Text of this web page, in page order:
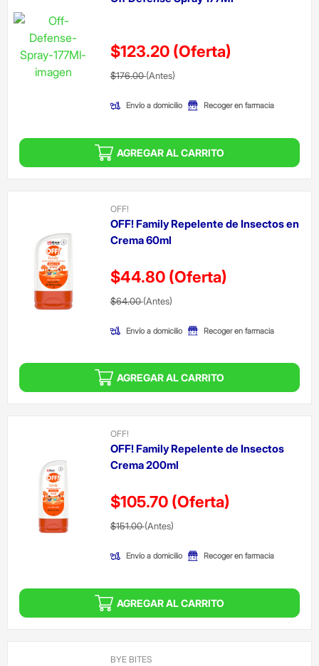
$123.20 (Oferta)
Precio reducido de
$176.00(Antes)(Oferta)
Envío a domicilio Recoger en farmacia
AGREGAR AL CARRITO
OFF!
OFF! Family Repelente de Insectos en
Crema 60ml
$44.80 (Oferta)
Precio reducido de
$64.00(Antes)(Oferta)
Envío a domicilio Recoger en farmacia
AGREGAR AL CARRITO
OFF!
OFF! Family Repelente de Insectos
Crema 200ml
$105.70 (Oferta)
Precio reducido de
$151.00(Antes)(Oferta)
Envío a domicilio Recoger en farmacia
AGREGAR AL CARRITO
BYE BITES